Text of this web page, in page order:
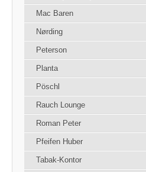
Mac Baren
Nørding
Peterson
Planta
Pöschl
Rauch Lounge
Roman Peter
Pfeifen Huber
Tabak-Kontor